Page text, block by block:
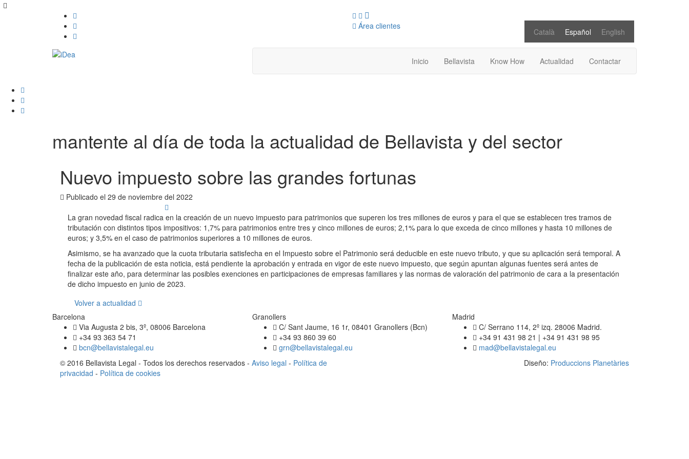
Català Español English
Área clientes
Inicio Bellavista Know How Actualidad Contactar
mantente al día de toda la actualidad de Bellavista y del sector
Nuevo impuesto sobre las grandes fortunas
Publicado el 29 de noviembre del 2022
La gran novedad fiscal radica en la creación de un nuevo impuesto para patrimonios que superen los tres millones de euros y para el que se establecen tres tramos de
tributación con distintos tipos impositivos: 1,7% para patrimonios entre tres y cinco millones de euros; 2,1% para lo que exceda de cinco millones y hasta 10 millones de
euros; y 3,5% en el caso de patrimonios superiores a 10 millones de euros.
Asimismo, se ha avanzado que la cuota tributaria satisfecha en el Impuesto sobre el Patrimonio será deducible en este nuevo tributo, y que su aplicación será temporal. A
fecha de la publicación de esta noticia, está pendiente la aprobación y entrada en vigor de este nuevo impuesto, que según apuntan algunas fuentes será antes de
finalizar este año, para determinar las posibles exenciones en participaciones de empresas familiares y las normas de valoración del patrimonio de cara a la presentación
de dicho impuesto en junio de 2023.
Volver a actualidad
Barcelona
Via Augusta 2 bis, 3º, 08006 Barcelona
+34 93 363 54 71
bcn@bellavistalegal.eu
Granollers
C/ Sant Jaume, 16 1r, 08401 Granollers (Bcn)
+34 93 860 39 60
grn@bellavistalegal.eu
Madrid
C/ Serrano 114, 2º izq. 28006 Madrid.
+34 91 431 98 21 | +34 91 431 98 95
mad@bellavistalegal.eu
© 2016 Bellavista Legal - Todos los derechos reservados - Aviso legal - Política de
privacidad - Política de cookies
Diseño: Produccions Planetàries